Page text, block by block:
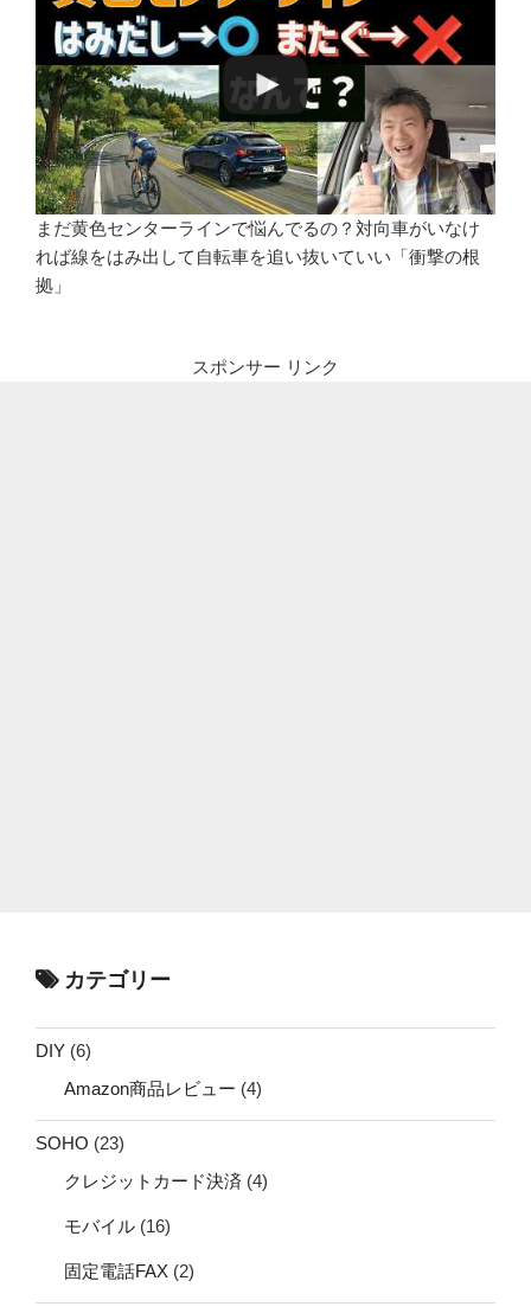
まだ黄色センターラインで悩んでるの？対向車がいなけ
れば線をはみ出して自転車を追い抜いていい「衝撃の根
拠」
スポンサー リンク
カテゴリー
DIY (6)
Amazon商品レビュー (4)
SOHO (23)
クレジットカード決済 (4)
モバイル (16)
固定電話FAX (2)